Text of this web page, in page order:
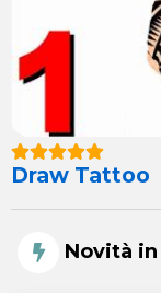
Draw Tattoo
Novità in